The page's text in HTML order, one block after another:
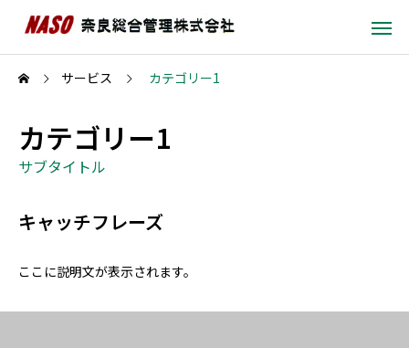
サービス カテゴリー1
カテゴリー1
サブタイトル
キャッチフレーズ
ここに説明文が表示されます。